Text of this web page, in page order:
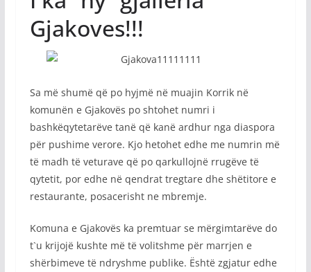
Gjakoves!!!
Sa më shumë që po hyjmë në muajin Korrik në
komunën e Gjakovës po shtohet numri i
bashkëqytetarëve tanë që kanë ardhur nga diaspora
për pushime verore. Kjo hetohet edhe me numrin më
të madh të veturave që po qarkullojnë rrugëve të
qytetit, por edhe në qendrat tregtare dhe shëtitore e
restaurante, posacerisht ne mbremje.
Komuna e Gjakovës ka premtuar se mërgimtarëve do
t`u krijojë kushte më të volitshme për marrjen e
shërbimeve të ndryshme publike. Është zgjatur edhe